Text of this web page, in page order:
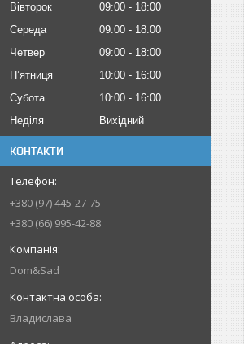
Вівторок
09:00
18:00
Середа
09:00
18:00
Четвер
09:00
18:00
Пʼятниця
10:00
16:00
Субота
10:00
16:00
Неділя
Вихідний
КОНТАКТИ
+380 (97) 445-27-75
+380 (66) 995-42-88
Dom&Sad
Владислава